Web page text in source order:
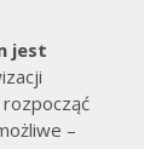
jest
–